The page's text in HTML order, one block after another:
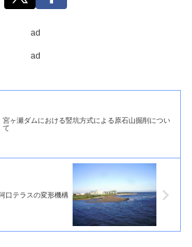
ad
ad
宮ヶ瀬ダムにおける竪坑方式による原石山掘削につい
て
口テラスの変形機構